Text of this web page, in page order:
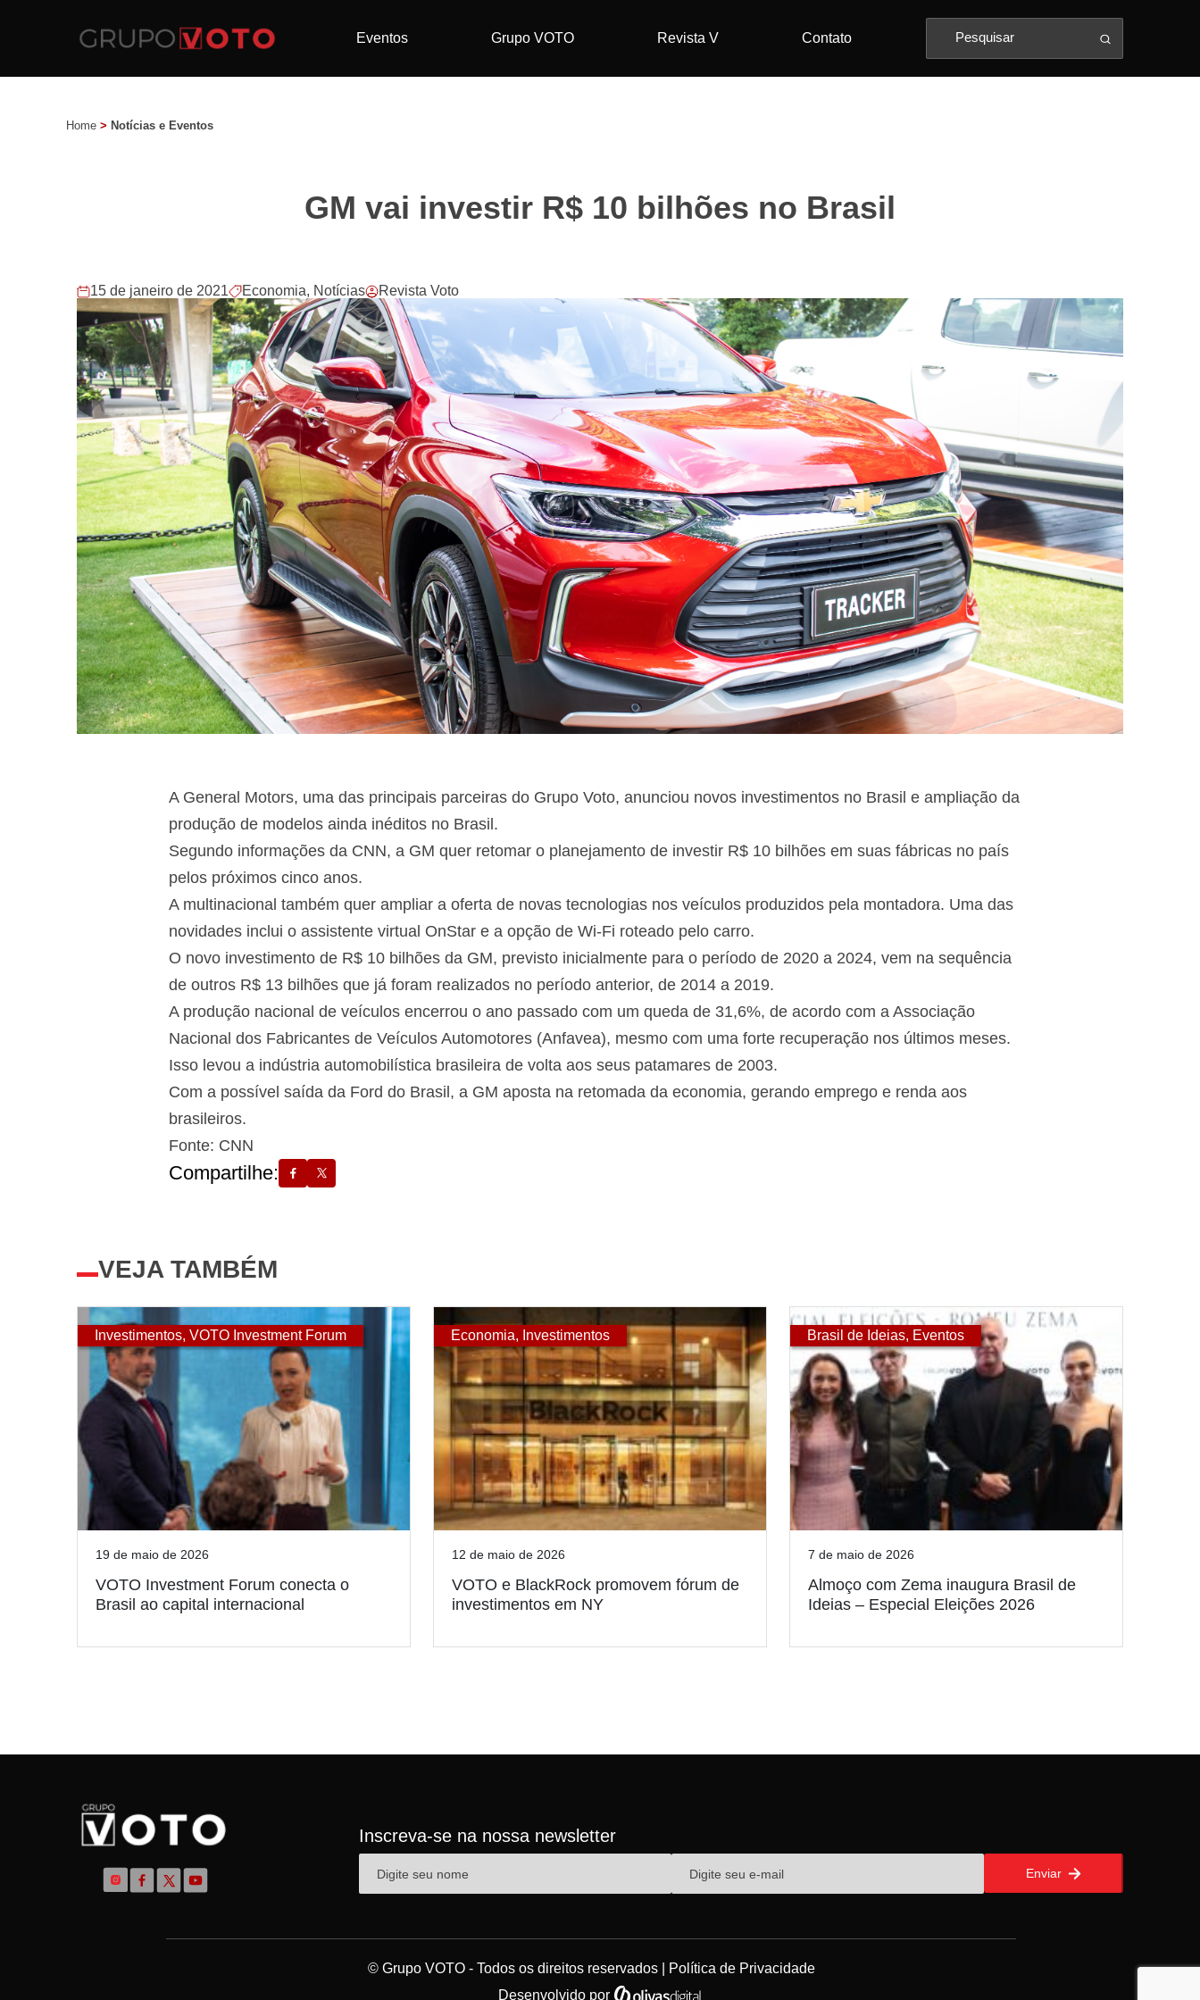
Eventos Grupo VOTO Revista V Contato
Home > Notícias e Eventos
GM vai investir R$ 10 bilhões no Brasil
15 de janeiro de 2021 Economia, Notícias Revista Voto
A General Motors, uma das principais parceiras do Grupo Voto, anunciou novos investimentos no Brasil e ampliação da
produção de modelos ainda inéditos no Brasil.
Segundo informações da CNN, a GM quer retomar o planejamento de investir R$ 10 bilhões em suas fábricas no país
pelos próximos cinco anos.
A multinacional também quer ampliar a oferta de novas tecnologias nos veículos produzidos pela montadora. Uma das
novidades inclui o assistente virtual OnStar e a opção de Wi-Fi roteado pelo carro.
O novo investimento de R$ 10 bilhões da GM, previsto inicialmente para o período de 2020 a 2024, vem na sequência
de outros R$ 13 bilhões que já foram realizados no período anterior, de 2014 a 2019.
A produção nacional de veículos encerrou o ano passado com um queda de 31,6%, de acordo com a Associação
Nacional dos Fabricantes de Veículos Automotores (Anfavea), mesmo com uma forte recuperação nos últimos meses.
Isso levou a indústria automobilística brasileira de volta aos seus patamares de 2003.
Com a possível saída da Ford do Brasil, a GM aposta na retomada da economia, gerando emprego e renda aos
brasileiros.
Fonte: CNN
Compartilhe:
VEJA TAMBÉM
Investimentos, VOTO Investment Forum
19 de maio de 2026
VOTO Investment Forum conecta o
Brasil ao capital internacional
Economia, Investimentos
12 de maio de 2026
VOTO e BlackRock promovem fórum de
investimentos em NY
Brasil de Ideias, Eventos
7 de maio de 2026
Almoço com Zema inaugura Brasil de
Ideias – Especial Eleições 2026
Inscreva-se na nossa newsletter
Enviar
© Grupo VOTO - Todos os direitos reservados |
Política de Privacidade
Desenvolvido por